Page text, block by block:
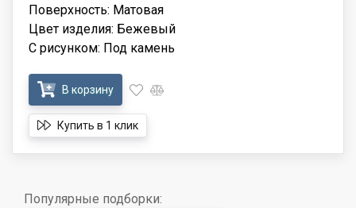
Поверхность: Матовая
Цвет изделия: Бежевый
С рисунком: Под камень
В корзину
Купить в 1 клик
Популярные подборки: